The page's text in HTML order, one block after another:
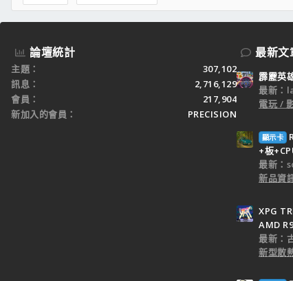
論壇統計
主題
307,102
訊息
2,716,129
會員
217,904
新加入的會員
PRECISION
最新文
霹靂英
最新：
電玩 /
顯示卡
+板
最新：
新品資
XPG
AMD
最新：
新型散